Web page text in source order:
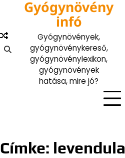
content
Gyógynövény
infó
Gyógynövények,
gyógynövénykereső,
gyógynövénylexikon,
gyógynövények
hatása, mire jó?
Címke: levendula